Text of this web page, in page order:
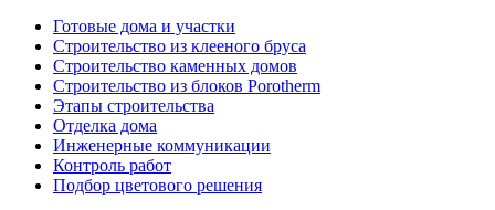
Готовые дома и участки
Строительство из клееного бруса
Строительство каменных домов
Строительство из блоков Porotherm
Этапы строительства
Отделка дома
Инженерные коммуникации
Контроль работ
Подбор цветового решения